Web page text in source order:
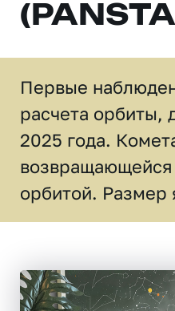
Первые
расчета орбиты,
2025 года.
возвращающейся
орбитой. Размер